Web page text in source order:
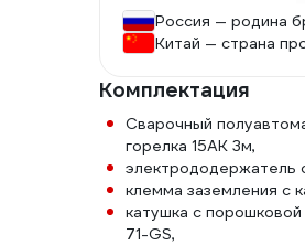
Россия — родина
Китай — страна
Комплектация
Сварочный
горелка 15АК 3м,
электрододержатель
клемма заземления с
катушка с
71-GS,